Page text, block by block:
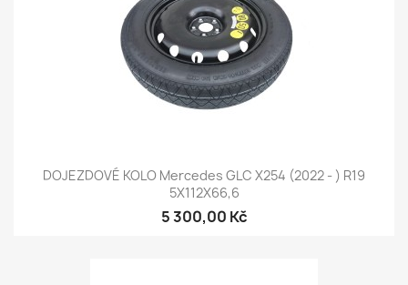
DOJEZDOVÉ KOLO Mercedes GLC X254 (2022 - ) R19
5X112X66,6
5 300,00 Kč